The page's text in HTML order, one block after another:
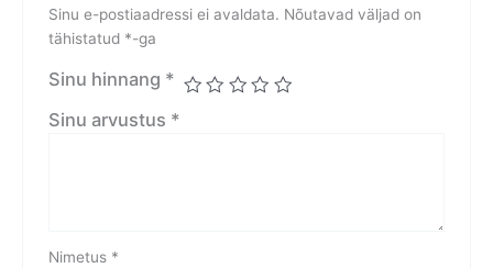
Sinu e-postiaadressi ei avaldata. Nõutavad väljad on
tähistatud *-ga
Sinu hinnang *
Sinu arvustus *
Nimetus *